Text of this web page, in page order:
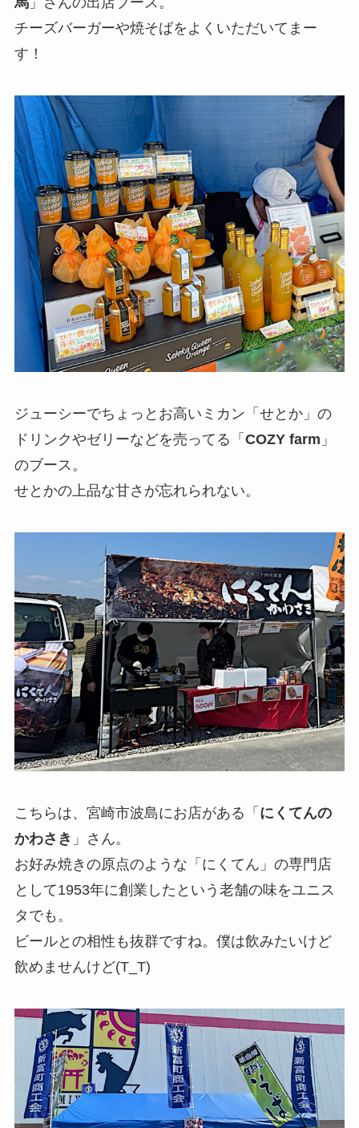
チーズバーガーや焼そばをよくいただいてまー
す！
ジューシーでちょっとお高いミカン「せとか」の
ドリンクやゼリーなどを売ってる「 COZY farm 」
のブース。
せとかの上品な甘さが忘れられない。
こちらは、宮崎市波島にお店がある「 にくてんの
かわさき 」さん。
お好み焼きの原点のような「にくてん」の専門店
として1953年に創業したという老舗の味をユニス
タでも。
ビールとの相性も抜群ですね。僕は飲みたいけど
飲めませんけど(T_T)